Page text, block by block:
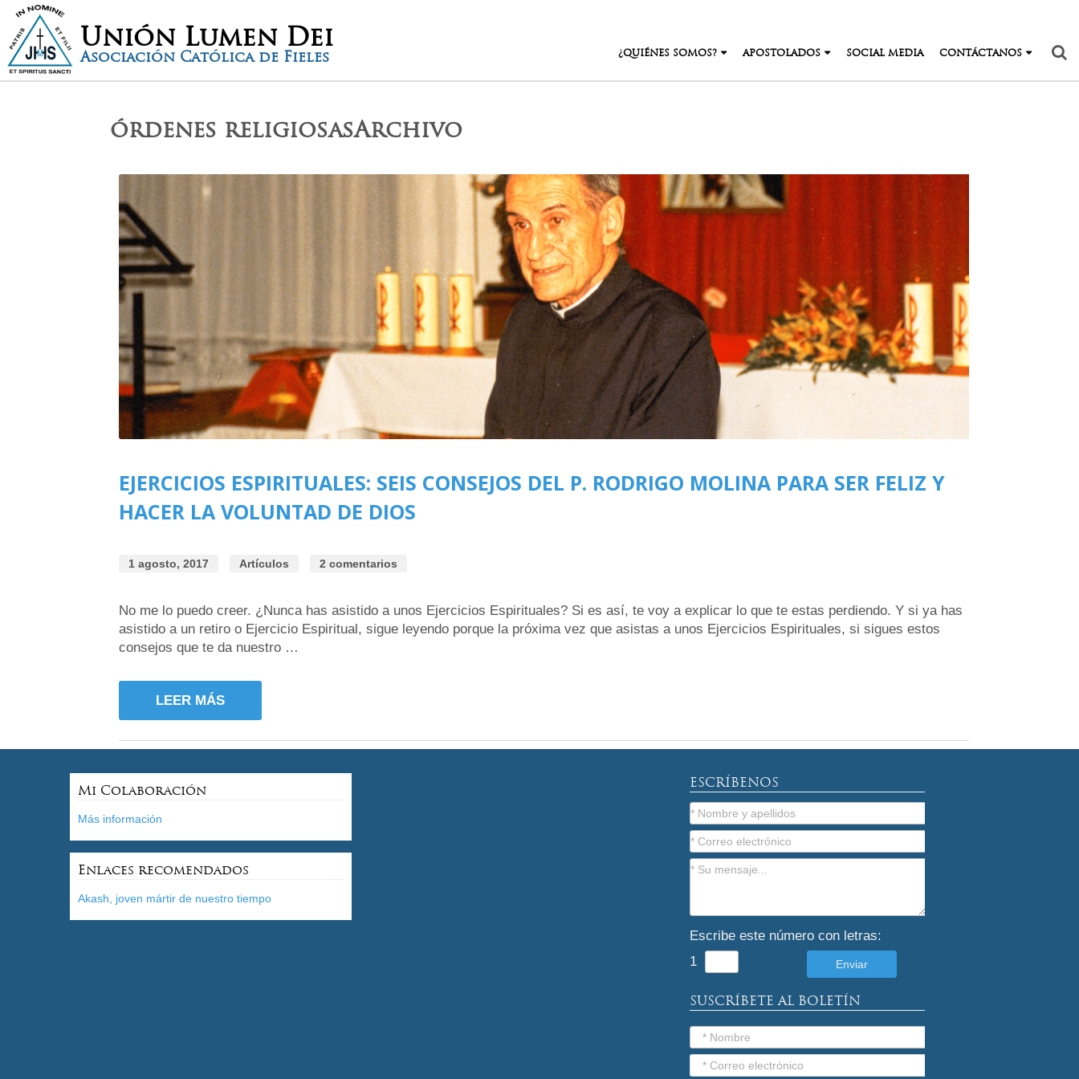
Unión Lumen Dei
Asociación Católica de Fieles ¿QUIÉNES SOMOS? APOSTOLADOS SOCIAL MEDIA CONTÁCTANOS
órdenes religiosasArchivo
EJERCICIOS ESPIRITUALES: SEIS CONSEJOS DEL P. RODRIGO MOLINA PARA SER FELIZ Y
HACER LA VOLUNTAD DE DIOS
1 agosto, 2017 Artículos 2 comentarios
No me lo puedo creer. ¿Nunca has asistido a unos Ejercicios Espirituales? Si es así, te voy a explicar lo que te estas perdiendo. Y si ya has
asistido a un retiro o Ejercicio Espiritual, sigue leyendo porque la próxima vez que asistas a unos Ejercicios Espirituales, si sigues estos
consejos que te da nuestro …
LEER MÁS
Mi Colaboración
Más información
Enlaces recomendados
Akash, joven mártir de nuestro tiempo
ESCRÍBENOS
Escribe este número con letras:
1
SUSCRÍBETE AL BOLETÍN